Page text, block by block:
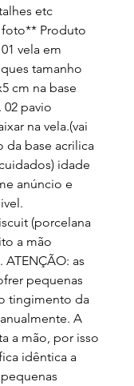
etc
Produto
vela em
tamanho
cm na base
02 pavio
na vela.(vai
da base acrilica
idade
anúncio e
(porcelana
a mão
as
pequenas
tingimento da
A
a mão, por isso
idêntica a